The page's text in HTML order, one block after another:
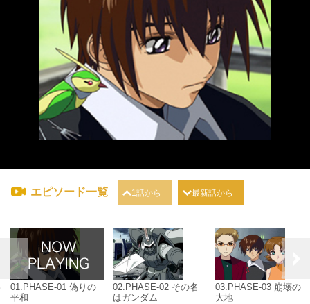
loading...
エピソード一覧 1話から 最新話から
01.PHASE-01 偽りの
平和
02.PHASE-02 その名
はガンダム
03.PHASE-03 崩壊の
大地